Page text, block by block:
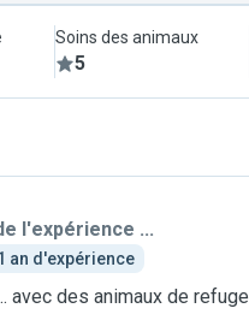
Soins des animaux
5
l'expérience ...
an d'expérience
avec des animaux de refuge